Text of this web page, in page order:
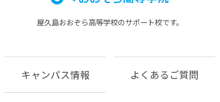
屋久島おおぞら⾼等学校のサポート校です。
キャンパス情報 よくあるご質問